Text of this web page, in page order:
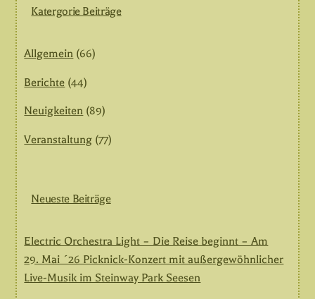
Katergorie Beiträge
Allgemein (66)
Berichte (44)
Neuigkeiten (89)
Veranstaltung (77)
Neueste Beiträge
Electric Orchestra Light – Die Reise beginnt – Am
29. Mai ´26 Picknick-Konzert mit außergewöhnlicher
Live-Musik im Steinway Park Seesen